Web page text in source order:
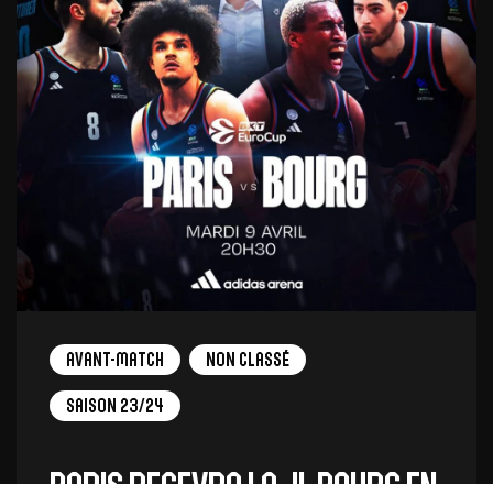
Avant-Match Non Classé
Saison 23/24